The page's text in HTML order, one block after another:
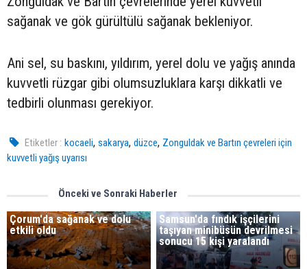
sağanak ve gök gürültülü sağanak bekleniyor.
Ani sel, su baskını, yıldırım, yerel dolu ve yağış anında
kuvvetli rüzgar gibi olumsuzluklara karşı dikkatli ve
tedbirli olunması gerekiyor.
Etiketler : kocaeli,sakarya,düzce, Zonguldak ve Bartın çevreleri için
kuvvetli yağış uyarısı
Önceki ve Sonraki Haberler
Çorum'da sağanak ve dolu
etkili oldu
Samsun'da fındık işçilerini
taşıyan minibüsün devrilmesi
sonucu 15 kişi yaralandı